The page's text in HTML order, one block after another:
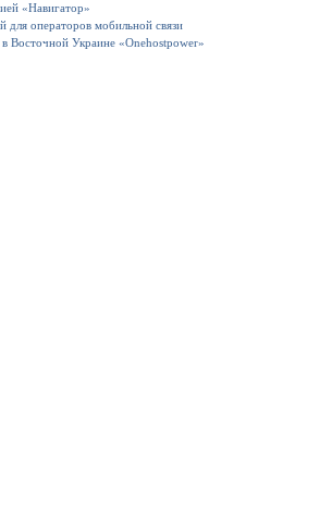
«Навигатор»
операторов мобильной связи
Восточной Украине «Onehostpower»